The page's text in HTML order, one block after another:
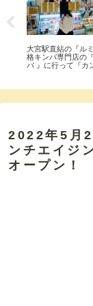
大宮区『フタバ
店』の『レンタ
『ブック館』に
2022年5月
ンチエイジ
オープン！